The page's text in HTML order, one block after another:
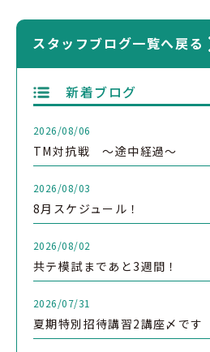
スタッフブログ一覧へ戻る
新着ブログ
2026/08/06
TM対抗戦 ～途中経過～
2026/08/03
8月スケジュール！
2026/08/02
共テ模試まであと3週間！
2026/07/31
夏期特別招待講習2講座〆です